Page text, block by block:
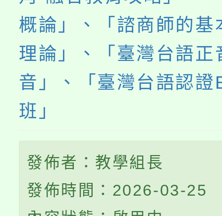
概論」、「諮商師的基
理論」、「臺灣台語正
音」、「臺灣台語認證
班」
發佈者：教學組長
發佈時間：2026-03-25